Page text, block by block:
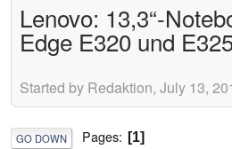
Lenovo: 13,3“-
Edge E320 und
Started by Redaktion, July 13,
GO DOWN Pages 1